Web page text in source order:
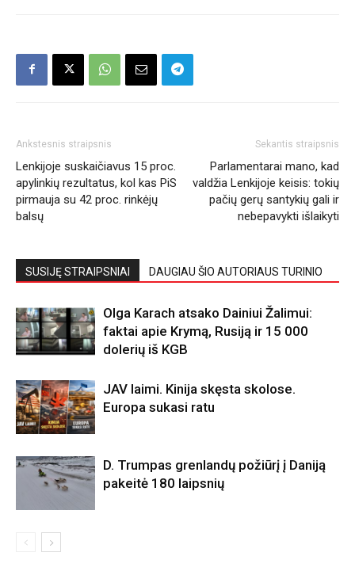
Ankstesnis straipsnis
Lenkijoje suskaičiavus 15 proc.
apylinkių rezultatus, kol kas PiS
pirmauja su 42 proc. rinkėjų
balsų
Sekantis straipsnis
Parlamentarai mano, kad
valdžia Lenkijoje keisis: tokių
pačių gerų santykių gali ir
nebepavykti išlaikyti
SUSIJĘ STRAIPSNIAI DAUGIAU ŠIO AUTORIAUS TURINIO
Olga Karach atsako Dainiui Žalimui:
faktai apie Krymą, Rusiją ir 15 000
dolerių iš KGB
JAV laimi. Kinija skęsta skolose.
Europa sukasi ratu
D. Trumpas grenlandų požiūrį į Daniją
pakeitė 180 laipsnių